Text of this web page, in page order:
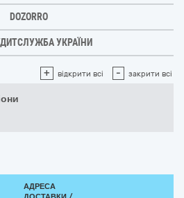
DOZORRO
УКРАЇНИ
+ відкрити всі - закрити всі
АДРЕСА